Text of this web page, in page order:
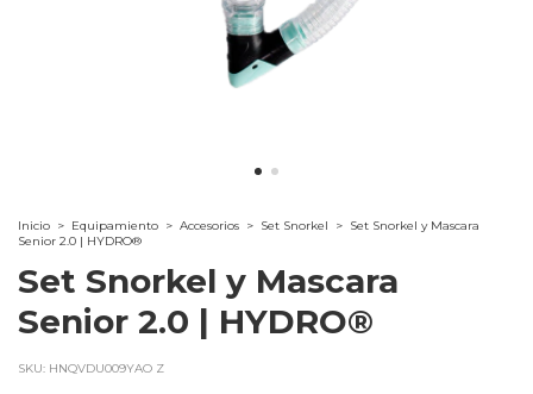
Inicio > Equipamiento > Accesorios > Set Snorkel > Set Snorkel y Mascara
Senior 2.0 | HYDRO®
Set Snorkel y Mascara
Senior 2.0 | HYDRO®
SKU: HNQVDU009YAO Z